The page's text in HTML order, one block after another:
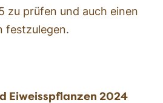
zu prüfen und auch einen
festzulegen.
Eiweisspflanzen 2024